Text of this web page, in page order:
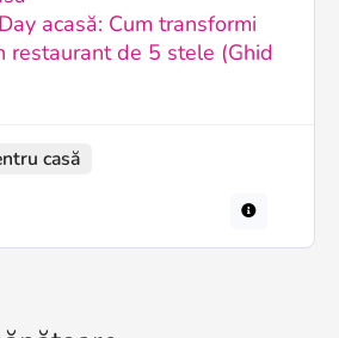
acasă: Cum transformi
restaurant de 5 stele (Ghid
casă